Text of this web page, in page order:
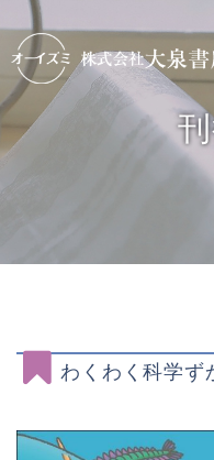
わくわく科学ず